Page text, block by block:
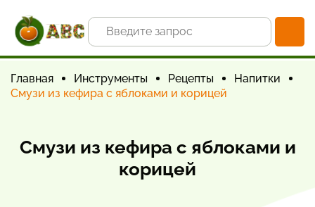
Главная Инструменты Рецепты
Напитки
Смузи из кефира с яблоками и корицей
Смузи из кефира с яблоками и
корицей